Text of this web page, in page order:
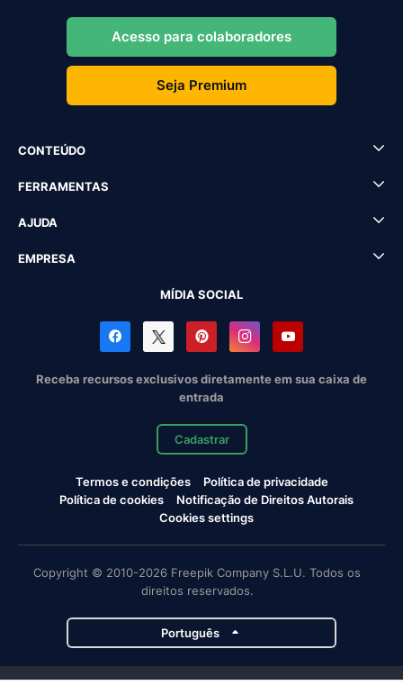
Acesso para colaboradores
Seja Premium
CONTEÚDO
FERRAMENTAS
AJUDA
EMPRESA
MÍDIA SOCIAL
Receba recursos exclusivos diretamente em sua caixa de
entrada
Cadastrar
Termos e condições
Política de privacidade
Política de cookies
Notificação de Direitos Autorais
Cookies settings
Copyright © 2010-2026 Freepik Company S.L.U. Todos os
direitos reservados.
Português